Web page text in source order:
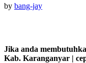
by bang-jayPosted
Jika anda
Kab. Karanganyar |